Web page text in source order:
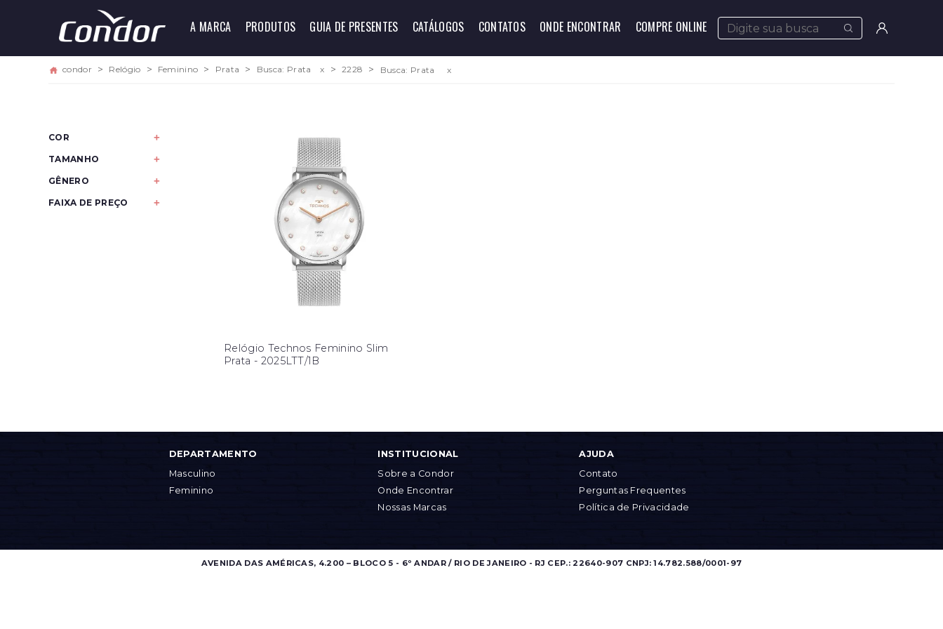
A MARCA PRODUTOS GUIA DE PRESENTES CATÁLOGOS CONTATOS ONDE ENCONTRAR COMPRE ONLINE
condor Relógio Feminino Prata Busca: Prata x 2228 Busca: Prata x
COR
Prata
TAMANHO
Médio
GÊNERO
Feminino
FAIXA DE PREÇO
Relógio Technos Feminino Slim
Prata - 2025LTT/1B
DEPARTAMENTO
Masculino
Feminino
INSTITUCIONAL
Sobre a Condor
Onde Encontrar
Nossas Marcas
AJUDA
Contato
Perguntas Frequentes
Política de Privacidade
AVENIDA DAS AMÉRICAS, 4.200 – BLOCO 5 - 6º ANDAR / RIO DE JANEIRO - RJ CEP.: 22640-907 CNPJ: 14.782.588/0001-97